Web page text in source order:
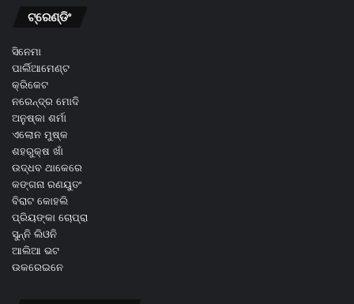
ଟ୍ରେଣ୍ଡିଂ
ସିନେମା
ପାର୍ଲିଆମେଣ୍ଟ
କ୍ରିକେଟ
ନରେନ୍ଦ୍ର ମୋଦି
ଅନୁଷ୍କା ଶର୍ମା
ଏଲୋନ ମୁଷ୍କ
ଶହରୁକ୍ଷ ଖାଁ
ଉଦ୍ଧବ ଥାକେରେ
କଙ୍ଗନା ରଣୟୁତଂ
ବିରାଟ କୋହଲି
ପ୍ରିୟଙ୍କା ଚୋପ୍ରା
ସୁନ୍ନି ଲିଓନି
ଆଲିଆ ଭଟ
ଉକରେଇନେ